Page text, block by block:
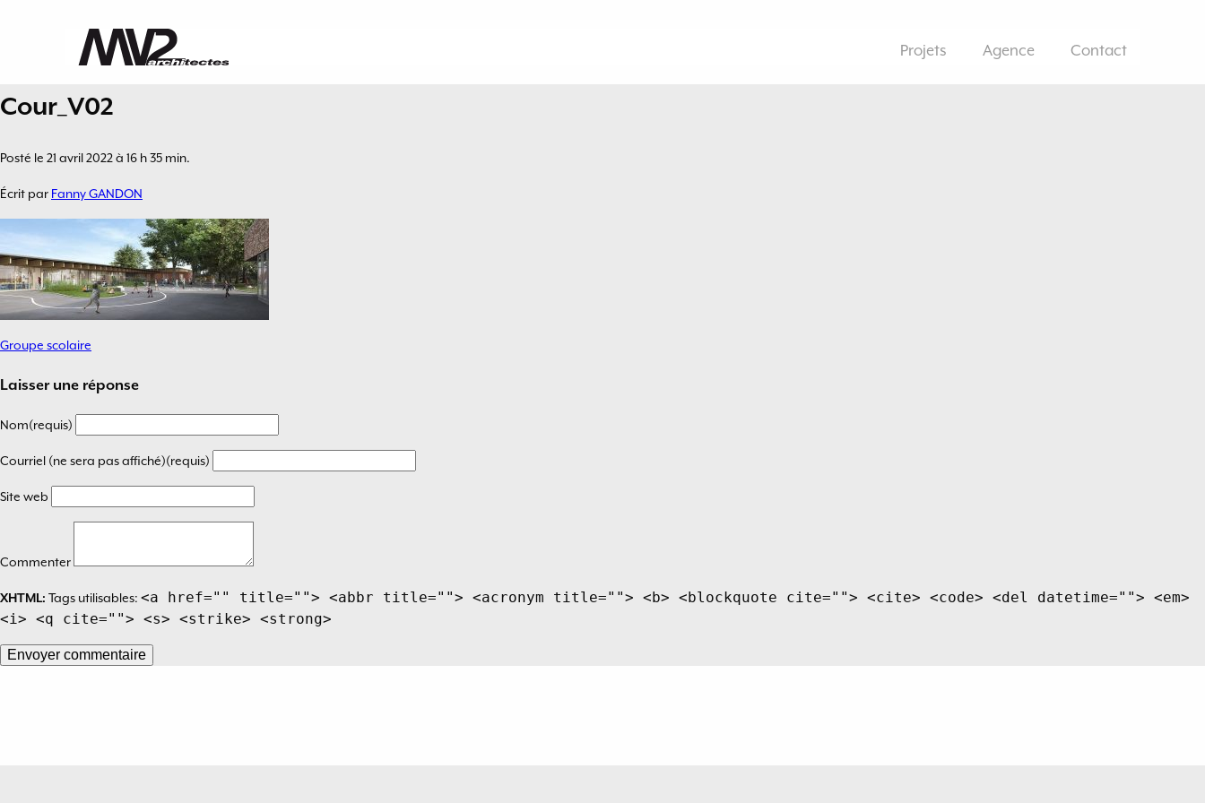
Projets Agence Contact
Cour_V02
Posté le 21 avril 2022 à 16 h 35 min.
Écrit par Fanny GANDON
Navigation
de
l’article
Groupe scolaire
Laisser une réponse
Nom(requis)
Courriel (ne sera pas affiché)(requis)
Site web
Commenter
XHTML: Tags utilisables: <a href="" title=""> <abbr title=""> <acronym title=""> <b> <blockquote cite=""> <cite> <code> <del datetime=""> <em>
<i> <q cite=""> <s> <strike> <strong>